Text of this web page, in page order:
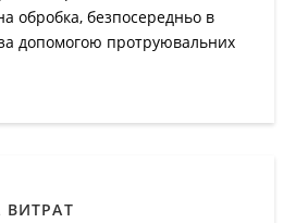
обробка, безпосередньо в
за допомогою протруювальних